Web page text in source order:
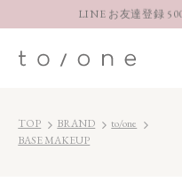
LINE お友達登録
お得な定期
TOP BRAND
to/one
BASE MAKEUP